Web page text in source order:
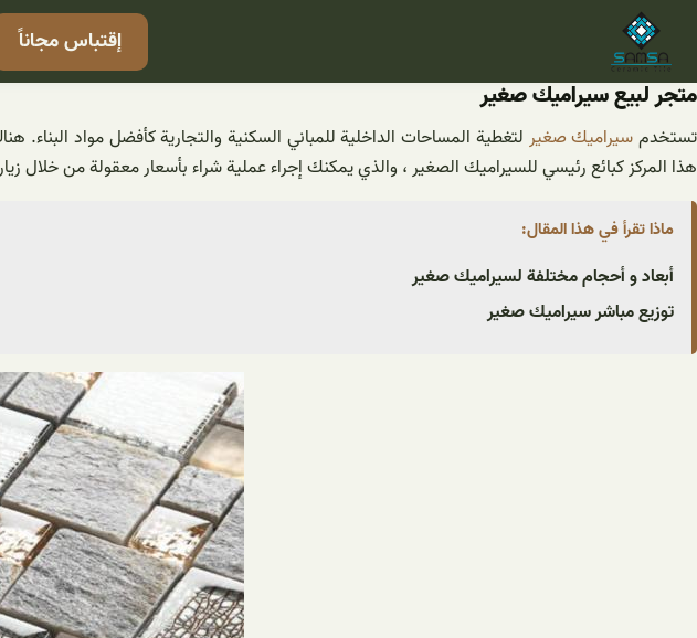
المحتوى
إقتباس مجاناً
متجر لبیع سيراميك صغير
تستخدمسيراميك صغير لتغطية المساحات الداخلية للمباني السكنية والتجارية كأفضل مواد
هذا المركز كبائع رئيسي للسيراميك الصغير ، والذي يمكنك إجراء عملية شراء بأسعار معقولة من خلال
ماذا تقرأ في هذا المقال:
أبعاد و أحجام مختلفة لسيراميك صغير
توزیع مباشر سيراميك صغير